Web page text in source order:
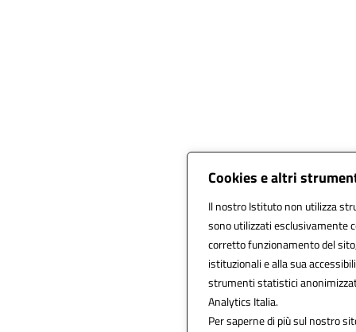
Cookies e altri
Il nostro Istituto non utilizza
sono utilizzati esclusivamente
corretto funzionamento del
istituzionali e alla sua
strumenti statistici
Analytics Italia.
Per saperne di più sul nostro